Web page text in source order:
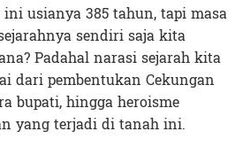
usianya 385 tahun, tapi masa
sendiri saja kita
Padahal narasi sejarah kita
dari pembentukan Cekungan
bupati, hingga heroisme
yang terjadi di tanah ini.